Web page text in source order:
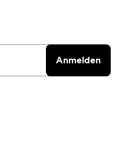
Anmelden